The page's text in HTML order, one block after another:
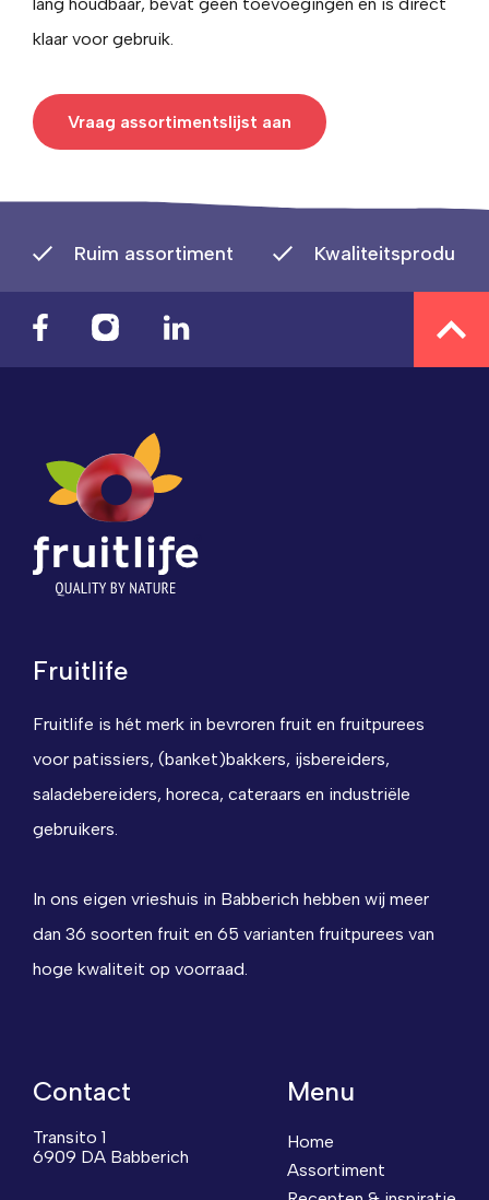
klaar voor gebruik.
Vraag assortimentslijst aan
Ruim assortiment
Fruitlife
Fruitlife is hét merk in bevroren fruit en fruitpurees
voor patissiers, (banket)bakkers, ijsbereiders,
saladebereiders, horeca, cateraars en industriële
gebruikers.
In ons eigen vrieshuis in Babberich hebben wij meer
dan 36 soorten fruit en 65 varianten fruitpurees van
hoge kwaliteit op voorraad.
Contact
Transito 1
6909 DA Babberich
Menu
Home
Assortiment